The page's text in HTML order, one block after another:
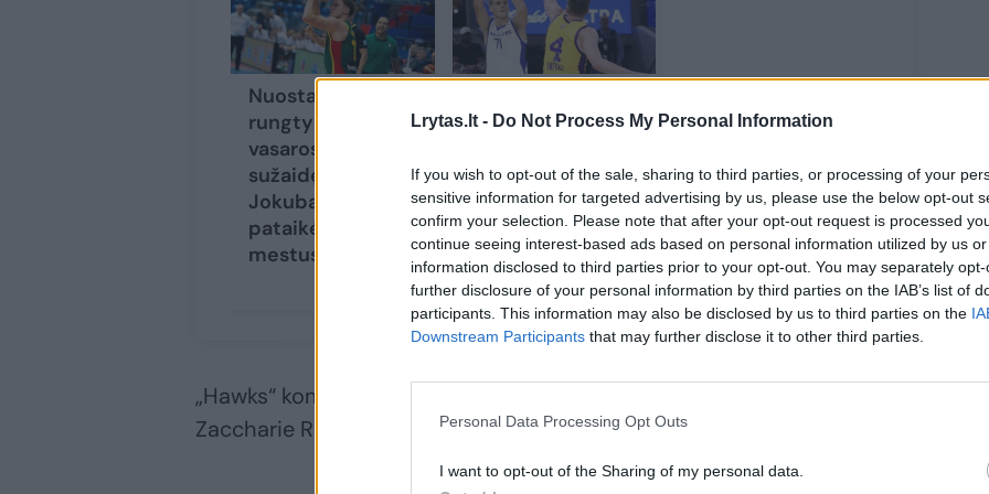
Lrytas.lt - Do Not Process My Personal Information
If you wish to opt-out of the sale, sharing to third parties, or processing of your
sensitive information for targeted advertising by us, please use the below opt-out
confirm your selection. Please note that after your opt-out request is processed
continue seeing interest-based ads based on personal information utilized by us
information disclosed to third parties prior to your opt-out. You may separately
further disclosure of your personal information by third parties on the IAB’s list of
participants. This information may also be disclosed by us to third parties on the
Downstream Participants that may further disclose it to other third parties.
Personal Data Processing Opt Outs
I want to opt-out of the Sharing of my personal data.
Nuostabias
rungtynes
vasaros lygoje
sužaidęs R.
Jokubaitis
pataikė visus
mestus metimus
efektyviai
minutes NBA
vasaros lygoje
„Hawks“ komandai nepadėjo pirmasis šių metų šaukimas – prancūzas
Zaccharie Risacheras.